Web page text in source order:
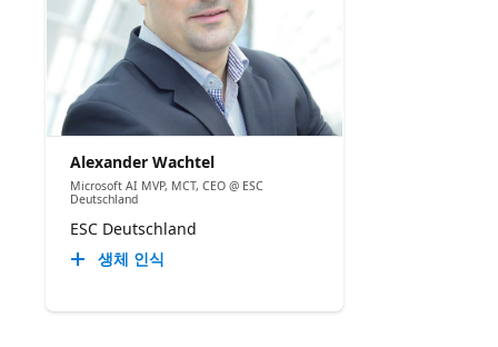
Alexander Wachtel
Microsoft AI MVP, MCT, CEO @ ESC
Deutschland
ESC Deutschland
생체 인식